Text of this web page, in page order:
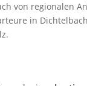
von regionalen
in